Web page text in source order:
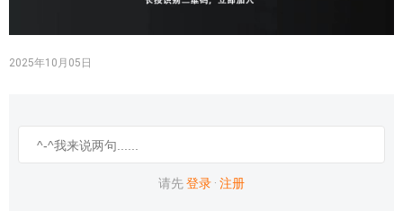
2025年10月05日
请先登录 · 注册